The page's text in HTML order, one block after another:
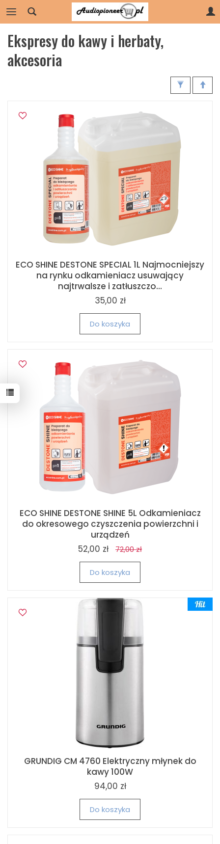
Ekspresy do kawy i herbaty,
akcesoria
ECO SHINE DESTONE SPECIAL 1L Najmocniejszy
na rynku odkamieniacz usuwający
najtrwalsze i zatłuszczo...
35,00 zł
Do koszyka
ECO SHINE DESTONE SHINE 5L Odkamieniacz
do okresowego czyszczenia powierzchni i
urządzeń
52,00 zł
72,00 zł
Do koszyka
GRUNDIG CM 4760 Elektryczny młynek do
kawy 100W
94,00 zł
Do koszyka